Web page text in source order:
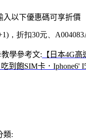
入以下優惠碼可享折價
，折扣30元、
學參考文: 【日本4G
吃到飽SIM卡．Iphone6'
類: